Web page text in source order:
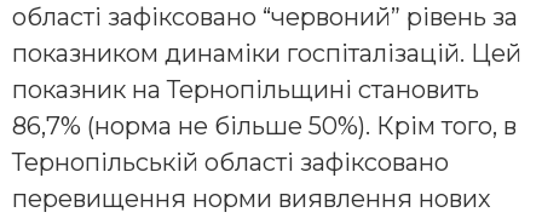
області зафіксовано “червоний” рівень за
показником динаміки госпіталізацій. Цей
показник на Тернопільщині становить
86,7% (норма не більше 50%). Крім того, в
Тернопільській області зафіксовано
перевищення норми виявлення нових